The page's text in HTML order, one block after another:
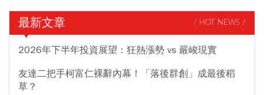
最新文章 / HOT NEWS /
2026年下半年投資展望：狂熱漲勢 vs 嚴峻現實
友達二把手柯富仁裸辭內幕！「落後群創」成最後稻
草？